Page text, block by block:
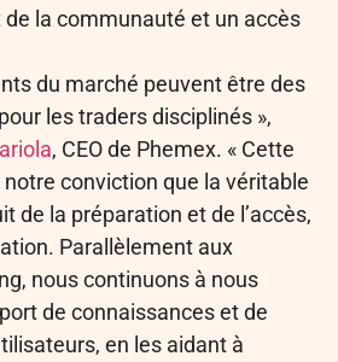
de la communauté et un accès
du marché peuvent être des
les traders disciplinés »,
, CEO de Phemex. « Cette
conviction que la véritable
de la préparation et de l’accès,
Parallèlement aux
nous continuons à nous
de connaissances et de
en les aidant à